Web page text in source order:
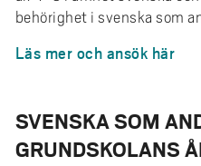
behörighet i svenska som
Läs mer och ansök här
SVENSKA SOM
GRUNDSKOLANS